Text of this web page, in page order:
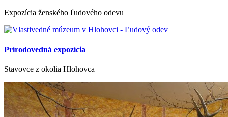
Expozícia ženského ľudového odevu
Prírodovedná expozícia
Stavovce z okolia Hlohovca